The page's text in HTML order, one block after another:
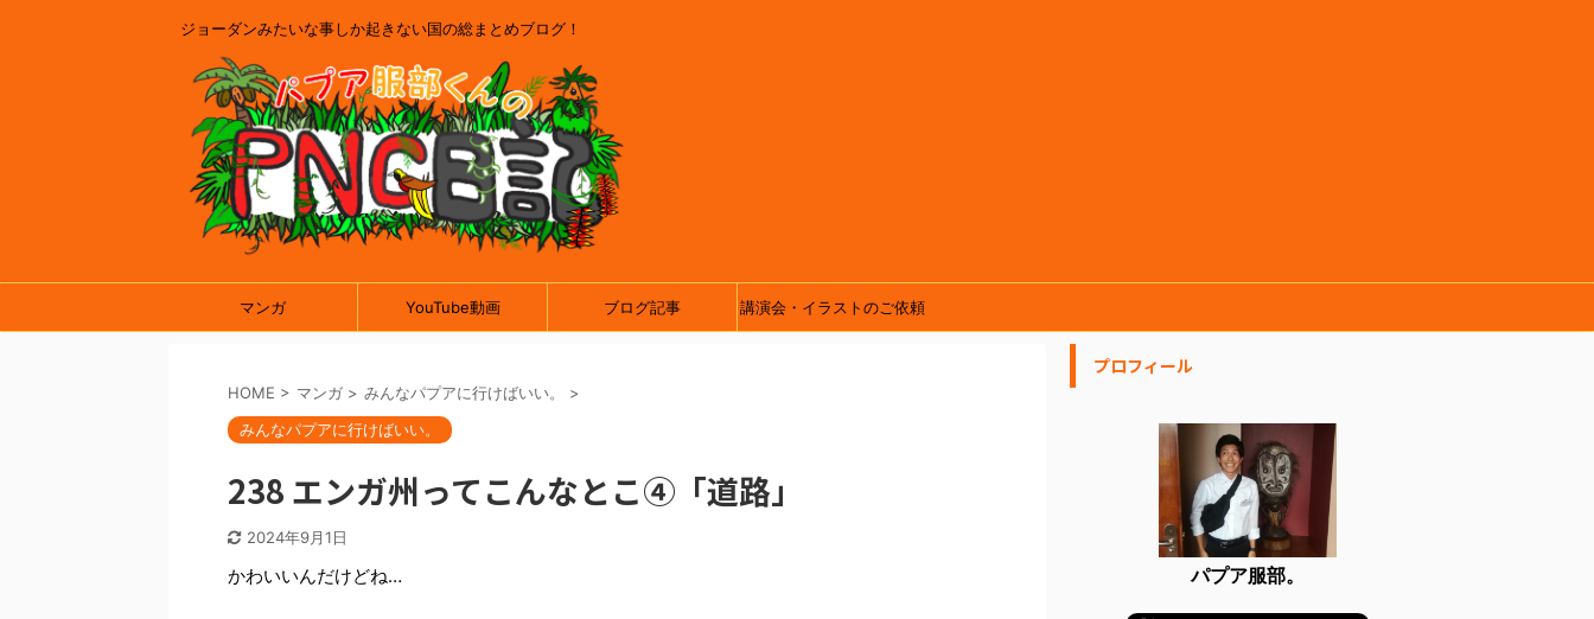
ジョーダンみたいな事しか起きない国の総まとめブログ！
マンガ YouTube動画 ブログ記事 講演会・イラストのご依頼
HOME > マンガ > みんなパプアに行けばいい。
>
みんなパプアに行けばいい。
238 エンガ州ってこんなとこ④「道路」
2024年9月1日
かわいいんだけどね…
プロフィール
パプア服部。